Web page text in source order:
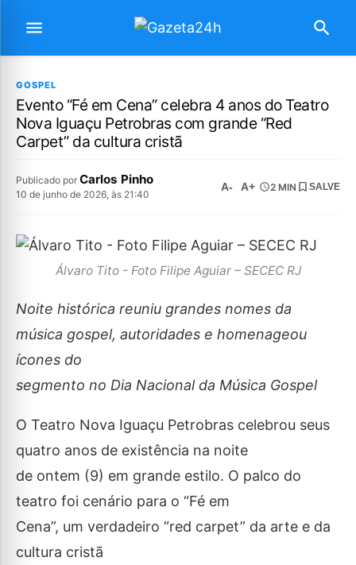
GOSPEL
Evento “Fé em Cena” celebra 4 anos do Teatro
Nova Iguaçu Petrobras com grande “Red
Carpet” da cultura cristã
Publicado por Carlos Pinho
10 de junho de 2026, às 21:40
A- A+ 2 MIN SALVE
Álvaro Tito - Foto Filipe Aguiar – SECEC RJ
Noite histórica reuniu grandes nomes da
música gospel, autoridades e homenageou
ícones do
segmento no Dia Nacional da Música Gospel
O Teatro Nova Iguaçu Petrobras celebrou seus
quatro anos de existência na noite
de ontem (9) em grande estilo. O palco do
teatro foi cenário para o “Fé em
Cena”, um verdadeiro “red carpet” da arte e da
cultura cristã